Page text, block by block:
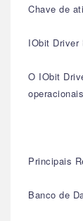
Chave de
IObit Driver
O IObit
Principais
Banco de